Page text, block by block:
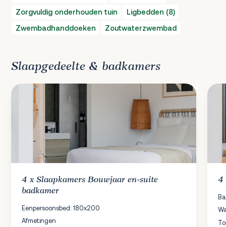
Zorgvuldig onderhouden tuin
Ligbedden (8)
Zwembadhanddoeken
Zoutwaterzwembad
Slaapgedeelte & badkamers
4 xSlaapkamers Bouwjaar en-suite
badkamer
Eenpersoonsbed: 180x200
Afmetingen
4